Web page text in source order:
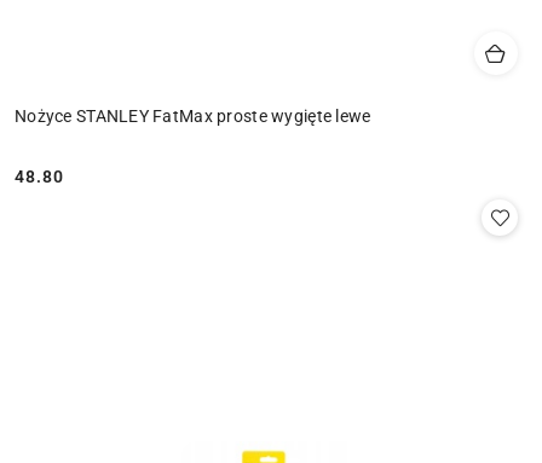
Nożyce STANLEY FatMax proste wygięte lewe
Cena:
48.80